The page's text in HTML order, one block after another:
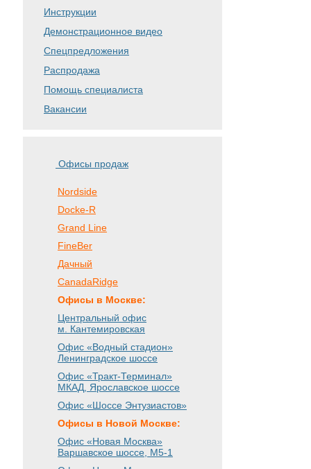
Инструкции
Демонстрационное видео
Спецпредложения
Распродажа
Помощь специалиста
Вакансии
Офисы продаж
Nordside
Docke-R
Grand Line
FineBer
Дачный
CanadaRidge
Офисы в Москве:
Центральный офис
м. Кантемировская
Офис «Водный стадион»
Ленинградское шоссе
Офис «Тракт-Терминал»
МКАД, Ярославское шоссе
Офис «Шоссе Энтузиастов»
Офисы в Новой Москве:
Офис «Новая Москва»
Варшавское шоссе , М5-1